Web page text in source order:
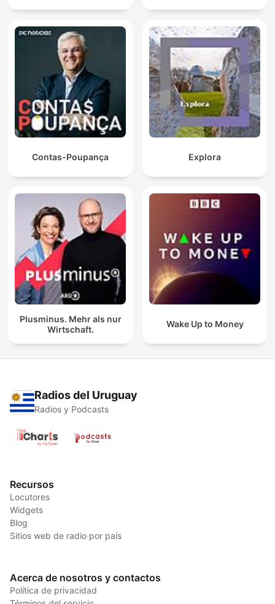
Contas-Poupança Explora
Plusminus. Mehr als nur
Wirtschaft.
Wake Up to Money
Radios del Uruguay
Radios y Podcasts
Recursos
Locutores
Widgets
Blog
Sitios web de radio por país
Acerca de nosotros y contactos
Política de privacidad